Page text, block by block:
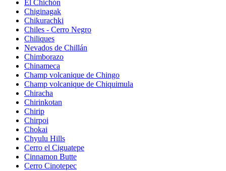
El Chichón
Chiginagak
Chikurachki
Chiles - Cerro Negro
Chiliques
Nevados de Chillán
Chimborazo
Chinameca
Champ volcanique de Chingo
Champ volcanique de Chiquimula
Chiracha
Chirinkotan
Chirip
Chirpoi
Chokai
Chyulu Hills
Cerro el Ciguatepe
Cinnamon Butte
Cerro Cinotepec